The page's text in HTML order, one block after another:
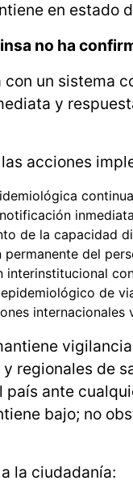
en estado
no ha
con un sistema
y
acciones
de la capacidad
permanente del
interinstitucional
de
internacionales
regionales de
país ante
bajo; no
la ciudadanía: